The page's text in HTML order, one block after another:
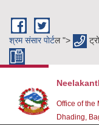
श्रम संसार पाेर्टल ">
Office of the
Dhading,